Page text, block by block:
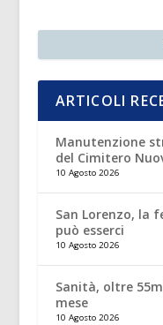
ARTICOLI
Manutenzione
del Cimitero
10 Agosto 2026
San Lorenzo, la
può esserci
10 Agosto 2026
Sanità, oltre
mese
10 Agosto 2026